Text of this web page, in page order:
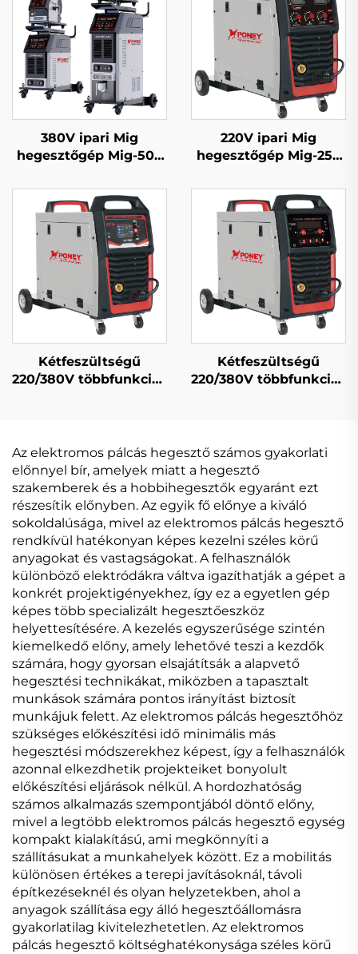
380V ipari Mig
hegesztőgép Mig-500
gázzal védett Mig/Mag
bevágó hegesztőgép
220V ipari Mig
hegesztőgép Mig-250
gázzal védett Mig/Mag
hegesztőgép
Kétfeszültségű
220/380V többfunkciós
szabályozású
szinergikus
hegesztőgép
Kétfeszültségű
220/380V többfunkciós
szinergikus
hegesztőgép
Az elektromos pálcás hegesztő számos gyakorlati
előnnyel bír, amelyek miatt a hegesztő
szakemberek és a hobbihegesztők egyaránt ezt
részesítik előnyben. Az egyik fő előnye a kiváló
sokoldalúsága, mivel az elektromos pálcás hegesztő
rendkívül hatékonyan képes kezelni széles körű
anyagokat és vastagságokat. A felhasználók
különböző elektródákra váltva igazíthatják a gépet a
konkrét projektigényekhez, így ez a egyetlen gép
képes több specializált hegesztőeszköz
helyettesítésére. A kezelés egyszerűsége szintén
kiemelkedő előny, amely lehetővé teszi a kezdők
számára, hogy gyorsan elsajátítsák a alapvető
hegesztési technikákat, miközben a tapasztalt
munkások számára pontos irányítást biztosít
munkájuk felett. Az elektromos pálcás hegesztőhöz
szükséges előkészítési idő minimális más
hegesztési módszerekhez képest, így a felhasználók
azonnal elkezdhetik projekteiket bonyolult
előkészítési eljárások nélkül. A hordozhatóság
számos alkalmazás szempontjából döntő előny,
mivel a legtöbb elektromos pálcás hegesztő egység
kompakt kialakítású, ami megkönnyíti a
szállításukat a munkahelyek között. Ez a mobilitás
különösen értékes a terepi javításoknál, távoli
építkezéseknél és olyan helyzetekben, ahol a
anyagok szállítása egy álló hegesztőállomásra
gyakorlatilag kivitelezhetetlen. Az elektromos
pálcás hegesztő költséghatékonysága széles körű